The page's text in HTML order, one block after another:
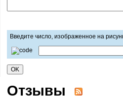
Введите число, изображенное на
Отзывы